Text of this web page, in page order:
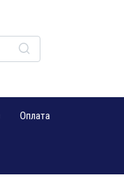
Оплата